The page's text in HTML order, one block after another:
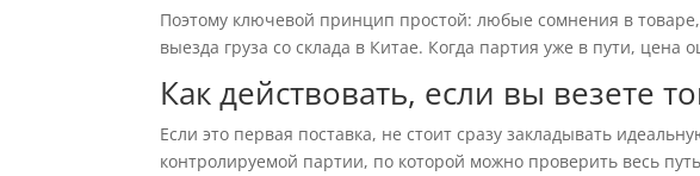
Поэтому ключевой принцип простой: любые сомнения в
выезда груза со склада в Китае. Когда партия уже в пути, цена
Как действовать, если вы везете
Если это первая поставка, не стоит сразу закладывать
контролируемой партии, по которой можно проверить весь